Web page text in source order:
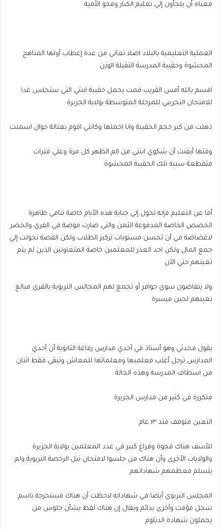
معناه أن يلجأون إلي تعليم الكبار ومحو الأمية
العملية التعليمية بالبلاد اصلا تعاني من عدة إعطاب أولها المناهج
المحشوة وحقيبة المدرسة الثقيلة الوزن
اقسم بالله أمس القريب قمت بحمل حقيبة ابنتي التي ستجلس غدا
للامتحان التجريبي للمرحلة المتوسطة بولاية الجزيرة
ذهلت من كبر حجم الحقيبة وانا احملها وكانني اقوم بعتالة جوال اسمنت
وقتها أيقنت أن شكوي ابنتي من الم الظهر كل مرة وعلي فترات
متقطعة سببه تلك الحقيبة المحشوة
أما عن التعليم فإنه تحول إلي جباية هذه الأيام خاصة تنامي ظاهرة
الحصص الخاصة المدفوعة الثمن والتي صارت موضة في القري والحضر
لاغضاضة في أن تحسن مستويات تركيز الطلاب ولكن القصة تحولت إلي
جمع المال ولكن اجد العذر للمعلمين خاصة المتعاونين الذين لم يتم
تعينهم حتي الآن
ولا يتقاضون سوي حوافز أو تجمع لهم المجالس التربوية بالقري مبالغ
تعينهم لحين ميسرة
يقول محدثي وهو أستاذ في أحدي مدارس رفاعة الثانوية أن أحدي
المدارس ترجل أغلب معلميها ومعلماتها للمعاش وتبقي فقط اثنان
من اسطاف المدرسة وهذه الحالة
متكررة في كثير من مدارس الجزيرة
التعين متوقف منذ ١٣ عام
للأسف هناك فجوة وفراغ كبير في عدد المعلمين بولاية الجزيرة
والولايات الأخرى وأن هناك من جلسوا لامتحان نيل الرخصة التربوية ولم
يتسلم معظمهم شهاداتهم
المجلس التربوي أيضا في شهاداته لاحظت أن هناك مستخرجة باسم
سجل مؤقت وآخرى بدائم ويقال إن هناك لقط بشأن جلوس من
يحملون شهادة الدبلوم